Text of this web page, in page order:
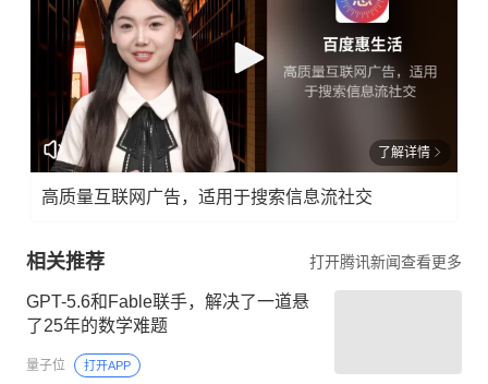
了解详情
高质量互联网广告，适用于搜索信息流社交
相关推荐 打开腾讯新闻查看更多
GPT-5.6和Fable联手，解决了一道悬
了25年的数学难题
量子位 打开APP